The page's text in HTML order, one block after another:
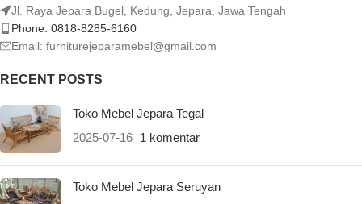
Jl. Raya Jepara Bugel, Kedung, Jepara, Jawa Tengah
Phone: 0818-8285-6160
Email: furniturejeparamebel@gmail.com
RECENT POSTS
Toko Mebel Jepara Tegal
2025-07-16 1 komentar
Toko Mebel Jepara Seruyan